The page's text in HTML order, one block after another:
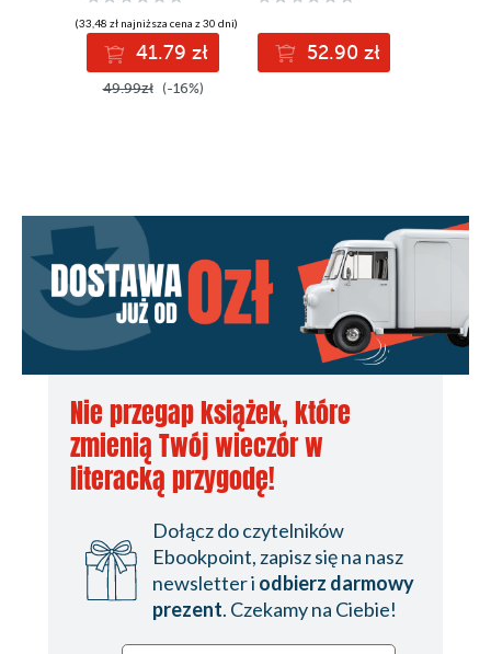
(33,48 zł najniższa cena z 30 dni)
41.79 zł
49.99zł (-16%)
52.90 zł
Nie przegap książek, które
zmienią Twój wieczór w
literacką przygodę!
Dołącz do czytelników
Ebookpoint, zapisz się na nasz
newsletter i odbierz darmowy
prezent. Czekamy na Ciebie!